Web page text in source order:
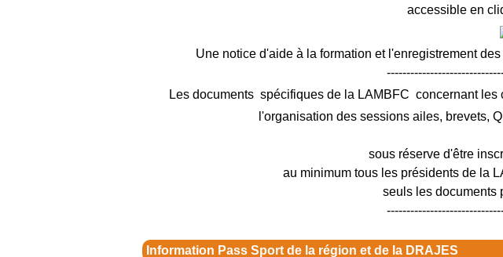
accessible en
Une notice d'aide à la formation et l'enregistrement
Les documents spécifiques de la LAMBFC concernant
l'organisation des sessions ailes, brevets,
sous réserve d'être
au minimum tous les présidents de la
seuls les documents
Information Pass Sport de la région et de la DRAJES